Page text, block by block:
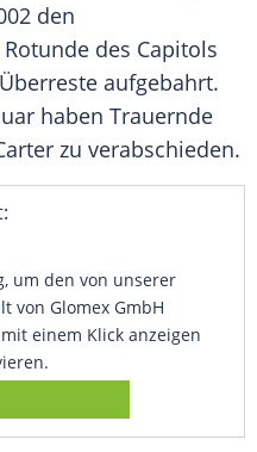
den
Rotunde des Capitols
aufgebahrt.
haben Trauernde
zu verabschieden.
um den von unserer
von Glomex GmbH
einem Klick anzeigen